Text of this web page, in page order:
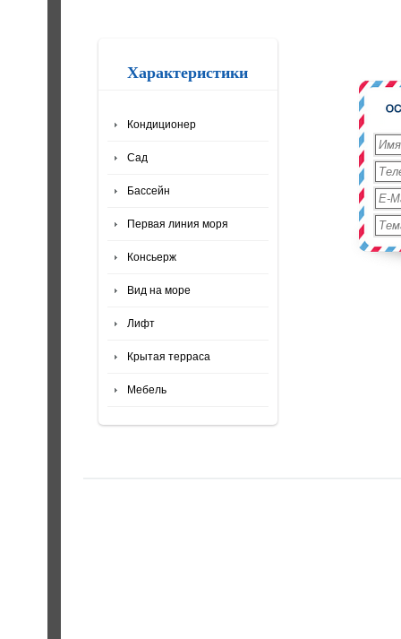
Характеристики
Кондиционер
Сад
Бассейн
Первая линия моря
Консьерж
Вид на море
Лифт
Крытая терраса
Мебель